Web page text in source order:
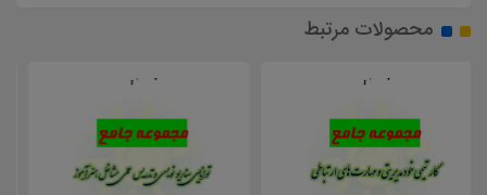
محصولات مرتبط